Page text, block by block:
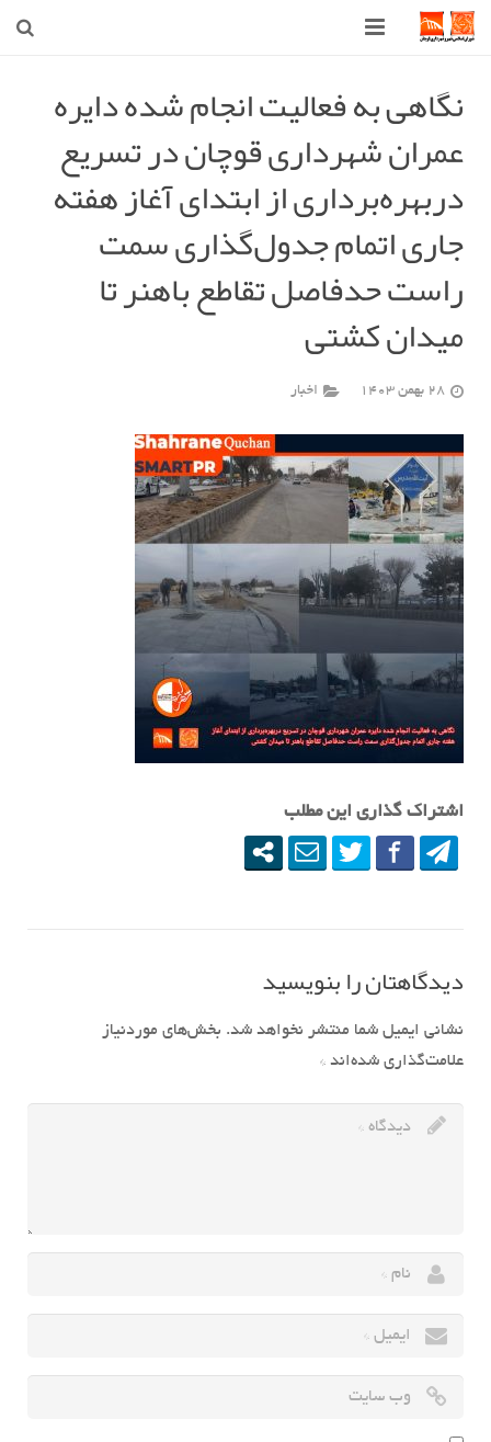
اخبار روز
قوچان
ارتباط با ما
نگاهی به فعالیت‌ انجام شده دایره
عمران شهرداری قوچان در تسریع
دربهره‌برداری از ابتدای آغاز هفته
جاری اتمام جدول‌گذاری سمت
راست حدفاصل تقاطع باهنر تا
میدان کشتی
28 بهمن 1403 اخبار
اشتراک گذاری این مطلب
دیدگاهتان را بنویسید
نشانی ایمیل شما منتشر نخواهد شد. بخش‌های موردنیاز
علامت‌گذاری شده‌اند *